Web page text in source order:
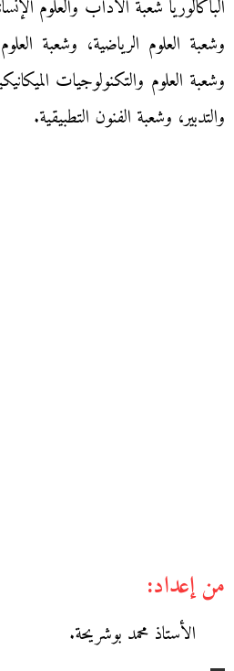
الباكالوريا شعبة الآداب والعلوم
وشعبة العلوم الرياضية، وشعبة
وشعبة العلوم والتكنولوجيات
والتدبير، وشعبة الفنون التطبيقية.
من إعداد:
الأستاذ محمد بوشريحة.